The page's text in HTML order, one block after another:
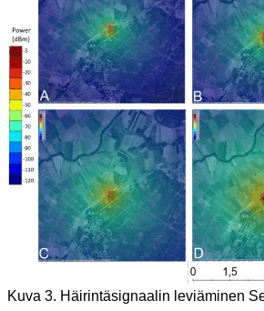
Kuva 3. Häirintäsignaalin leviäminen